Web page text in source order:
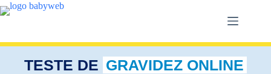
TESTE DE GRAVIDEZ ONLINE